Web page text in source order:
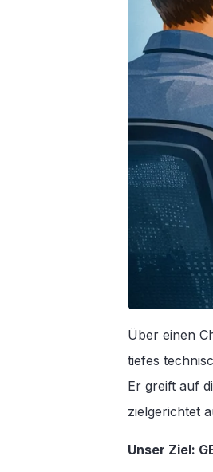
Über einen
tiefes
Er greift auf
zielgerichtet
Unser Ziel: